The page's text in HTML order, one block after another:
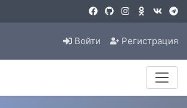
Войти Регистрация